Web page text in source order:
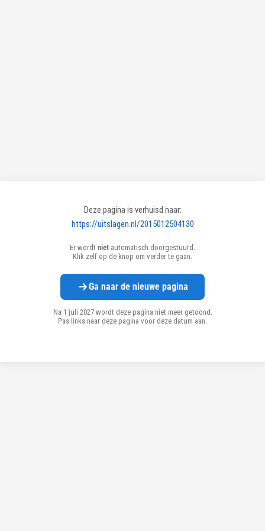
Deze pagina is verhuisd naar:
https://uitslagen.nl/2015012504130
Er wordt niet automatisch doorgestuurd.
Klik zelf op de knop om verder te gaan.
Ga naar de nieuwe pagina
Na 1 juli 2027 wordt deze pagina niet meer getoond.
Pas links naar deze pagina voor deze datum aan.